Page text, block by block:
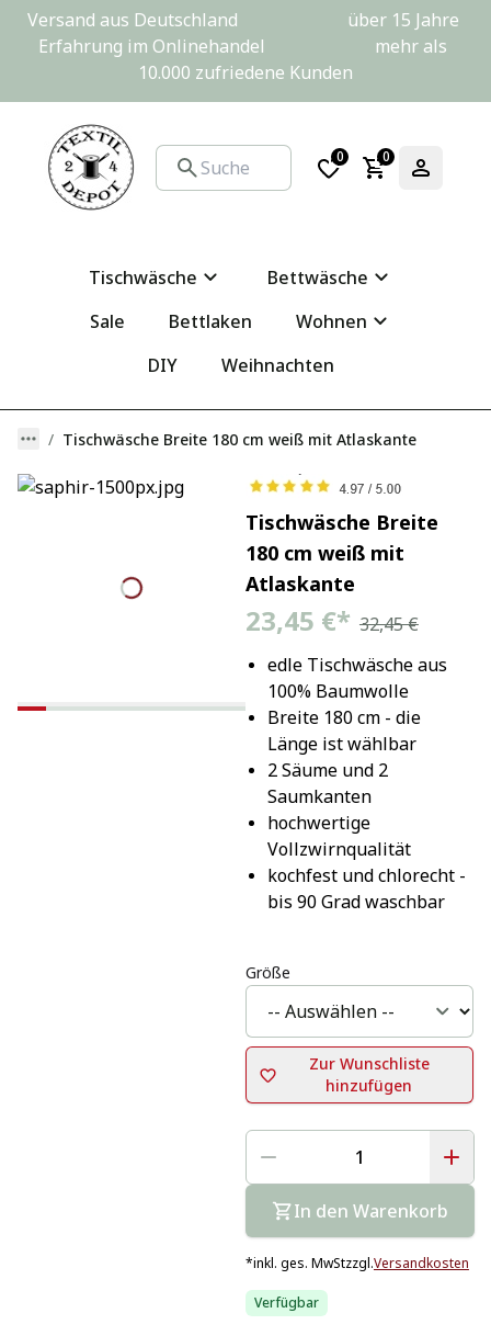
Versand aus Deutschland                         über 15 Jahre
Erfahrung im Onlinehandel                         mehr als
10.000 zufriedene Kunden
0 0
Tischwäsche
Bettwäsche
Sale
Bettlaken
Wohnen
DIY
Weihnachten
Tischwäsche Breite 180 cm weiß mit Atlaskante
Tischwäsche Breite
180 cm weiß mit
Atlaskante
23,45 €* 32,45 €
edle Tischwäsche aus
100% Baumwolle
Breite 180 cm - die
Länge ist wählbar
2 Säume und 2
Saumkanten
hochwertige
Vollzwirnqualität
kochfest und chlorecht -
bis 90 Grad waschbar
Größe
Zur Wunschliste
hinzufügen
In den Warenkorb
*inkl. ges. MwStzzgl.Versandkosten
Verfügbar